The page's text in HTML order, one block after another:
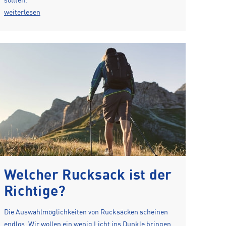
weiterlesen
Welcher Rucksack ist der
Richtige?
Die Auswahlmöglichkeiten von Rucksäcken scheinen
endlos. Wir wollen ein wenig Licht ins Dunkle bringen